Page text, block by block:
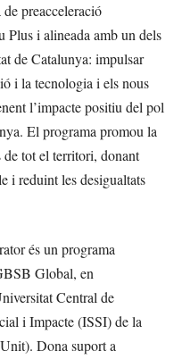
preacceleració
Plus i alineada amb un dels
de Catalunya: impulsar
i la tecnologia i els nous
l’impacte positiu del pol
El programa promou la
de tot el territori, donant
i reduint les desigualtats
és un programa
Global, en
Central de
i Impacte (ISSI) de la
Dona suport a